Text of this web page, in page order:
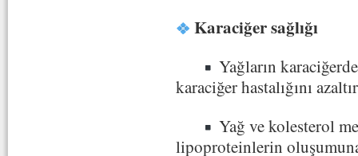
Karaciğer sağlığı
Yağların
karaciğer hastalığını
Yağ ve kolesterol
lipoproteinlerin